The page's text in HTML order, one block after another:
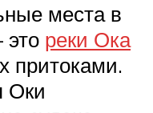
места в
это реки Ока
притоками.
Оки